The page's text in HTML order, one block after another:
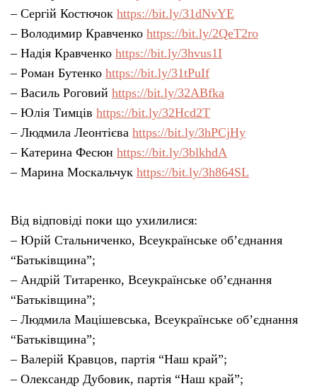
– Сергій Костючок https://bit.ly/31dNvYE
– Володимир Кравченко https://bit.ly/2QeT2ro
– Надія Кравченко https://bit.ly/3hvus1I
– Роман Бутенко https://bit.ly/31tPuIf
– Василь Роговий https://bit.ly/32ABfka
– Юлія Тимців https://bit.ly/32Hcd2T
– Людмила Леонтієва https://bit.ly/3hPCjHy
– Катерина Фесюн https://bit.ly/3blkhdA
– Марина Москальчук https://bit.ly/3h864SL
Від відповіді поки що ухилилися:
– Юрій Стальниченко, Всеукраїнське об’єднання
“Батьківщина”;
– Андрій Титаренко, Всеукраїнське об’єднання
“Батьківщина”;
– Людмила Мацішевська, Всеукраїнське об’єднання
“Батьківщина”;
– Валерій Кравцов, партія “Наш край”;
– Олександр Дубовик, партія “Наш край”;